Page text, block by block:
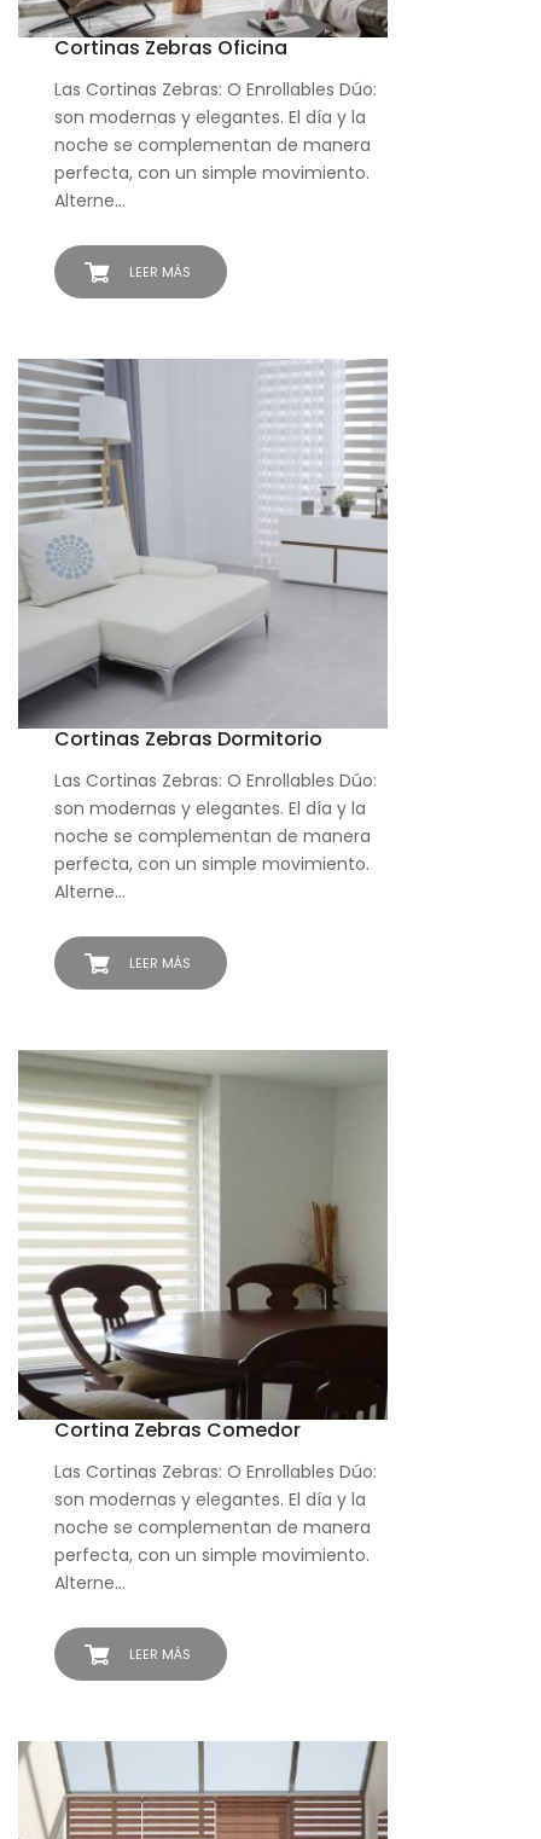
LEER MÁS
Cortinas Zebras Oficina
Las Cortinas Zebras: O Enrollables Dúo:
son modernas y elegantes. El día y la
noche se complementan de manera
perfecta, con un simple movimiento.
Alterne…
LEER MÁS
Cortinas Zebras Dormitorio
Las Cortinas Zebras: O Enrollables Dúo:
son modernas y elegantes. El día y la
noche se complementan de manera
perfecta, con un simple movimiento.
Alterne…
LEER MÁS
Cortina Zebras Comedor
Las Cortinas Zebras: O Enrollables Dúo:
son modernas y elegantes. El día y la
noche se complementan de manera
perfecta, con un simple movimiento.
Alterne…